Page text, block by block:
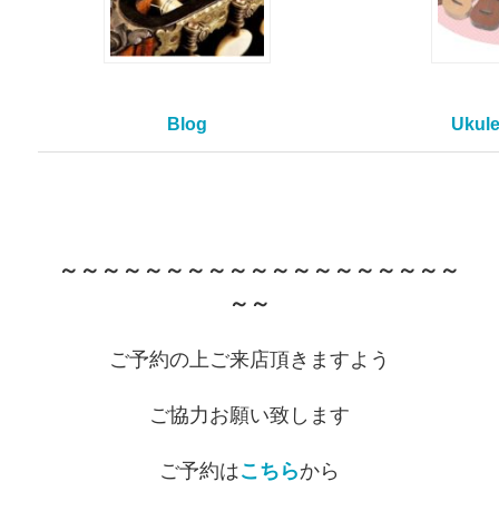
Blog
～～～～～～～～～～～～～～～～～～～
～～
ご予約の上ご来店頂きますよう
ご協力‏お願い致します
ご予約はこちらから